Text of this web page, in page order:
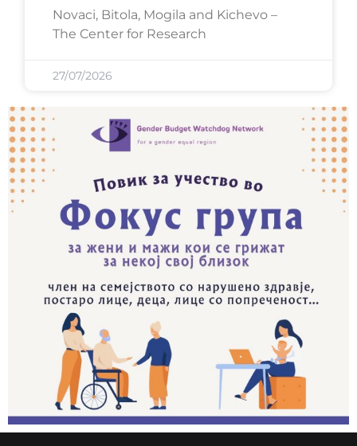
Novaci, Bitola, Mogila and Kichevo –
The Center for Research
27/07/2026